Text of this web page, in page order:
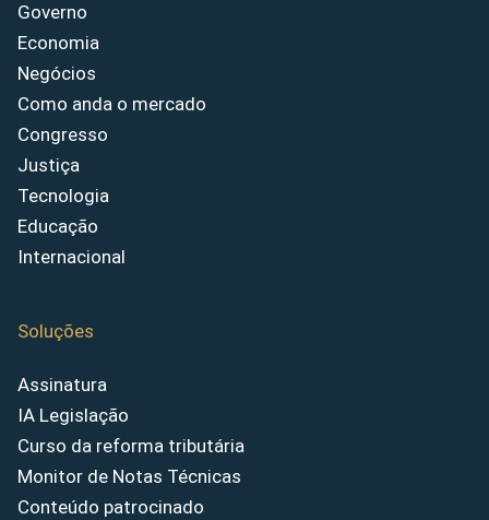
Governo
Economia
Negócios
Como anda o mercado
Congresso
Justiça
Tecnologia
Educação
Internacional
Soluções
Assinatura
IA Legislação
Curso da reforma tributária
Monitor de Notas Técnicas
Conteúdo patrocinado